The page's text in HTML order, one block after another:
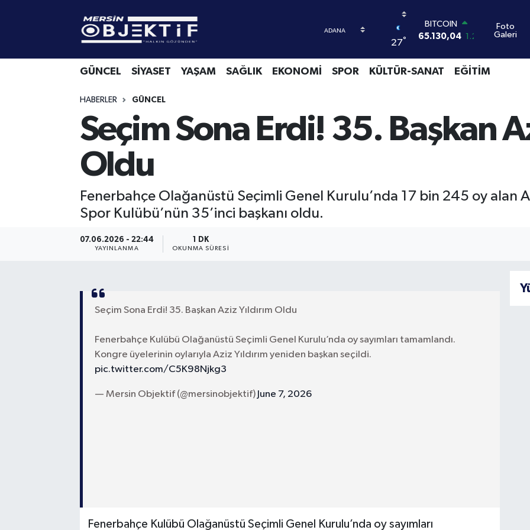
27°
BITCOIN
65.130,04 1.2
47,7436 0.18
EURO
GRAM ALTIN
6648.99
2.59
BİST100
Foto
Galeri
GÜNCEL SİYASET YAŞAM SAĞLIK EKONOMİ SPOR KÜLTÜR-SANAT EĞİTİM
HABERLER GÜNCEL
Seçim Sona Erdi! 35. Başkan
Oldu
Fenerbahçe Olağanüstü Seçimli Genel Kurulu’nda 17 bin 245 oy alan
Spor Kulübü’nün 35’inci başkanı oldu.
07.06.2026 - 22:44
YAYINLANMA
1 DK
OKUNMA SÜRESI
Seçim Sona Erdi! 35. Başkan Aziz Yıldırım Oldu
Fenerbahçe Kulübü Olağanüstü Seçimli Genel Kurulu’nda oy sayımları tamamlandı.
Kongre üyelerinin oylarıyla Aziz Yıldırım yeniden başkan seçildi.
pic.twitter.com/C5K98Njkg3
— Mersin Objektif (@mersinobjektif) June 7, 2026
Fenerbahçe Kulübü Olağanüstü Seçimli Genel Kurulu’nda oy sayımları
EKONOMİ
Mersin Hava Durumu
Mersin Trafik Yoğunluk Haritası
Süper Lig Puan Durumu ve Fikstür
Tüm Manşetler
Son Dakika Haberleri
Haber Arşivi